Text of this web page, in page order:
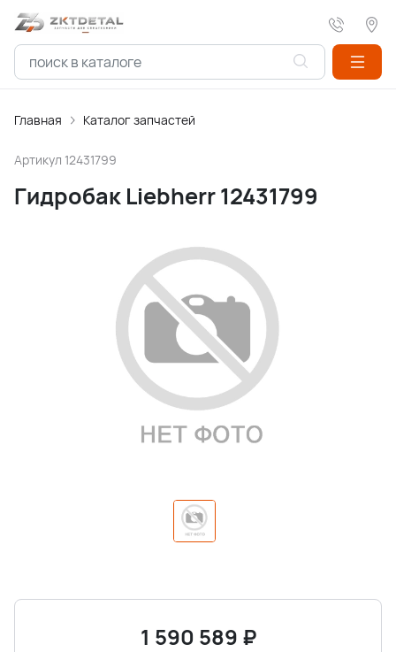
Главная Каталог запчастей
Артикул 12431799
Гидробак Liebherr 12431799
1 590 589 ₽